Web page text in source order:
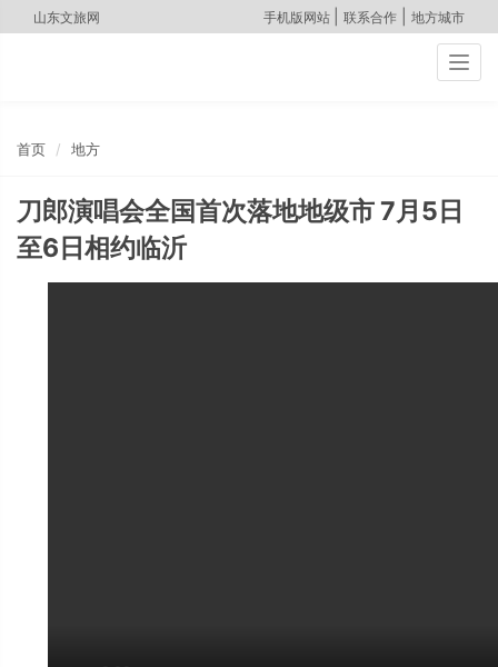
山东文旅网 手机版网站 联系合作 地方城市
首页 地方
刀郎演唱会全国首次落地地级市 7月5日
至6日相约临沂